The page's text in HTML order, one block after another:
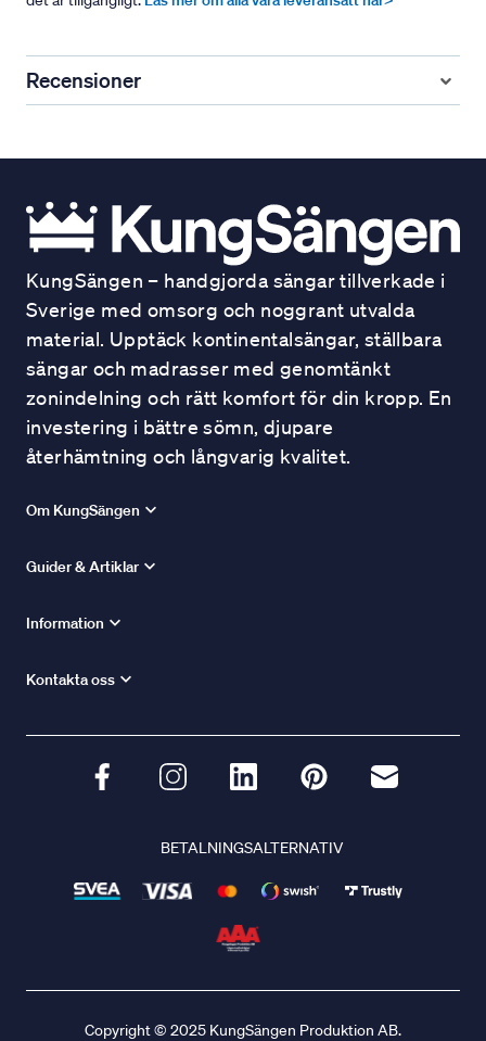
Recensioner
KungSängen – handgjorda sängar tillverkade i
Sverige med omsorg och noggrant utvalda
material. Upptäck kontinentalsängar, ställbara
sängar och madrasser med genomtänkt
zonindelning och rätt komfort för din kropp. En
investering i bättre sömn, djupare
återhämtning och långvarig kvalitet.
Om KungSängen
Guider & Artiklar
Information
Kontakta oss
BETALNINGSALTERNATIV
Copyright © 2025 KungSängen Produktion AB.